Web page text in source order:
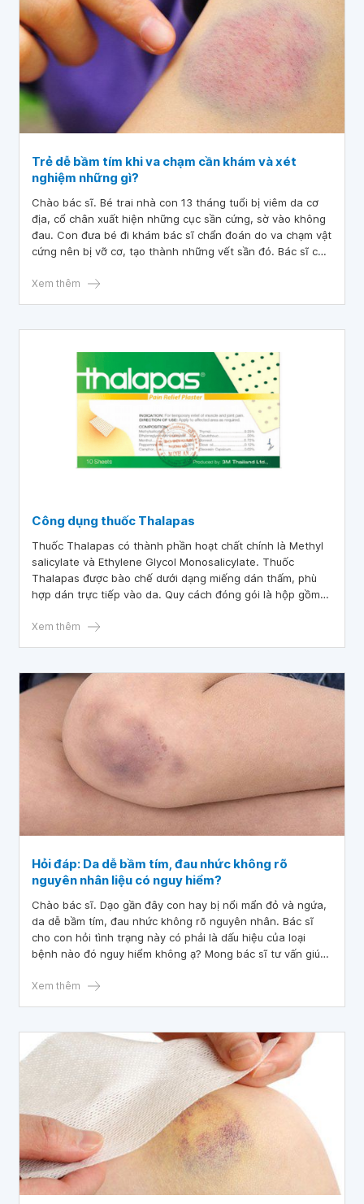
Trẻ dễ bầm tím khi va chạm cần khám và xét
nghiệm những gì?
Chào bác sĩ. Bé trai nhà con 13 tháng tuổi bị viêm da cơ
địa, cổ chân xuất hiện những cục sần cứng, sờ vào không
đau. Con đưa bé đi khám bác sĩ chẩn đoán do va chạm vật
cứng nên bị vỡ cơ, tạo thành những vết sần đó. Bác sĩ cho
Xem thêm
Công dụng thuốc Thalapas
Thuốc Thalapas có thành phần hoạt chất chính là Methyl
salicylate và Ethylene Glycol Monosalicylate. Thuốc
Thalapas được bào chế dưới dạng miếng dán thấm, phù
hợp dán trực tiếp vào da. Quy cách đóng gói là hộp gồm
Xem thêm
Hỏi đáp: Da dễ bầm tím, đau nhức không rõ
nguyên nhân liệu có nguy hiểm?
Chào bác sĩ. Dạo gần đây con hay bị nổi mẩn đỏ và ngứa,
da dễ bầm tím, đau nhức không rõ nguyên nhân. Bác sĩ
cho con hỏi tình trạng này có phải là dấu hiệu của loại
bệnh nào đó nguy hiểm không ạ? Mong bác sĩ tư vấn giúp
Xem thêm